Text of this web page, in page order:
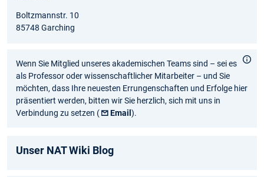
Boltzmannstr. 10
85748 Garching
Wenn Sie Mitglied unseres akademischen Teams sind – sei es
als Professor oder wissenschaftlicher Mitarbeiter – und Sie
möchten, dass Ihre neuesten Errungenschaften und Erfolge hier
präsentiert werden, bitten wir Sie herzlich, sich mit uns in
Verbindung zu setzen (
Email).
Unser NAT Wiki Blog